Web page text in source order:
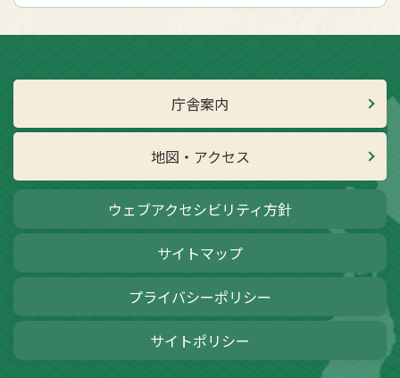
庁舎案内
地図・アクセス
ウェブアクセシビリティ方針
サイトマップ
プライバシーポリシー
サイトポリシー